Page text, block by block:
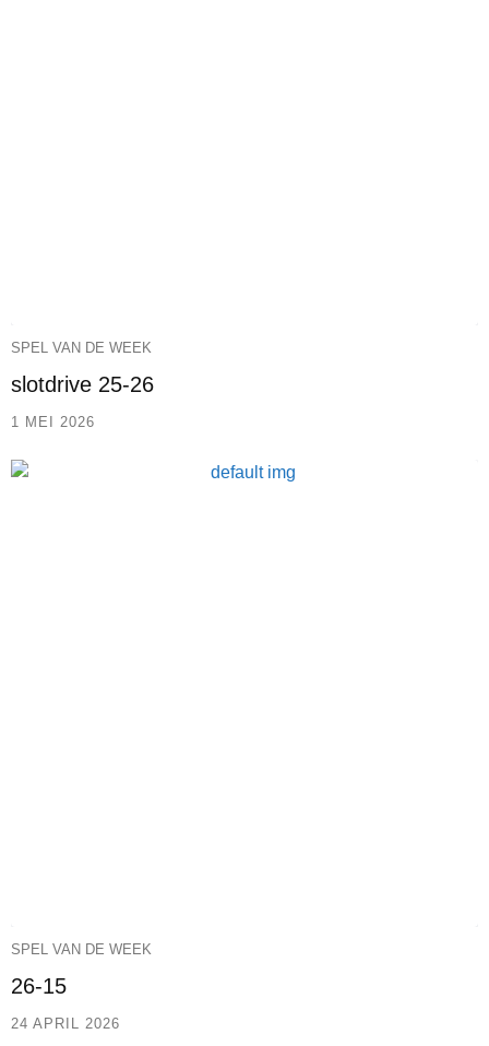
SPEL VAN DE WEEK
slotdrive 25-26
1 MEI 2026
SPEL VAN DE WEEK
26-15
24 APRIL 2026